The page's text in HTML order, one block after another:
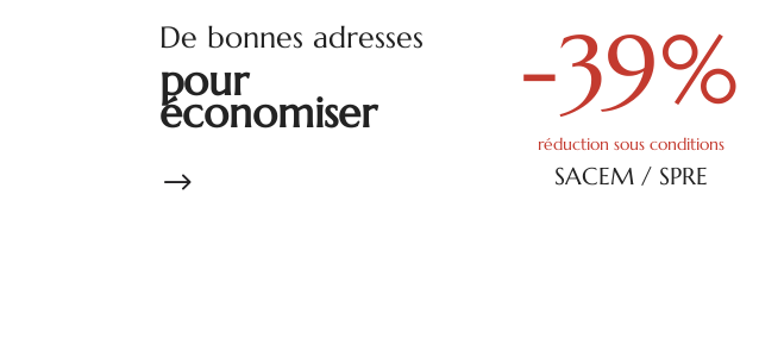
De bonnes adresses
pour
économiser
$
-39%
réduction sous conditions
SACEM / SPRE